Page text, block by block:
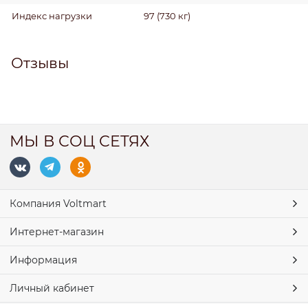
Индекс нагрузки 97 (730 кг)
Отзывы
МЫ В СОЦ СЕТЯХ
Компания Voltmart
Интернет-магазин
Информация
Личный кабинет